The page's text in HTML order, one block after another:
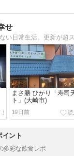
せ
まさ膳 ひかり「寿司
ト」(大崎市)
19日前
イント
多彩な飲食レポ